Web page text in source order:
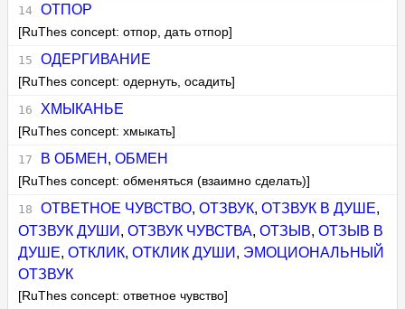
ОТПОР
[RuThes concept: отпор, дать отпор]
ОДЕРГИВАНИЕ
[RuThes concept: одернуть, осадить]
ХМЫКАНЬЕ
[RuThes concept: хмыкать]
В ОБМЕН , ОБМЕН
[RuThes concept: обменяться (взаимно сделать)]
ОТВЕТНОЕ ЧУВСТВО, ОТЗВУК, ОТЗВУК В ДУШЕ,
ОТЗВУК ДУШИ ,ОТЗВУК ЧУВСТВА,ОТЗЫВ,ОТЗЫВ В
ДУШЕ,ОТКЛИК,ОТКЛИК ДУШИ , ЭМОЦИОНАЛЬНЫЙ
ОТЗВУК
[RuThes concept: ответное чувство]